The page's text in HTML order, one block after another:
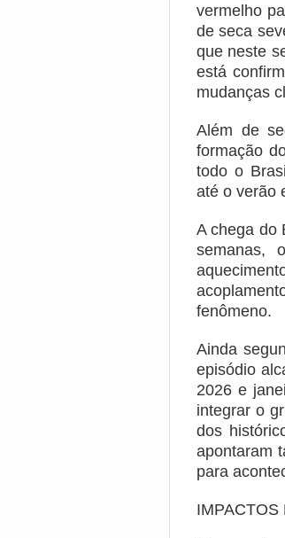
vermelho
de seca
que neste
está
mudanças
Além de
formação
todo o
até o verão
A chega do
semanas,
fenômeno.
Ainda
episódio
2026 e
integrar o
dos
apontaram
para
IMPACTOS